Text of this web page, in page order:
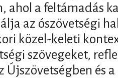
ahol a feltámadás
az ószövetségi
közel-keleti
szövegeket,
Újszövetségben és